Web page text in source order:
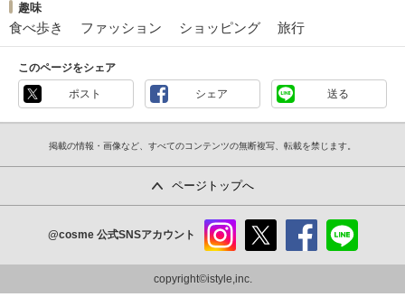
趣味
食べ歩き ファッション ショッピング 旅行
このページをシェア
ポスト シェア 送る
掲載の情報・画像など、すべてのコンテンツの無断複写、転載を禁じます。
ページトップへ
@cosme 公式SNSアカウント
ram
copyright©istyle,inc.